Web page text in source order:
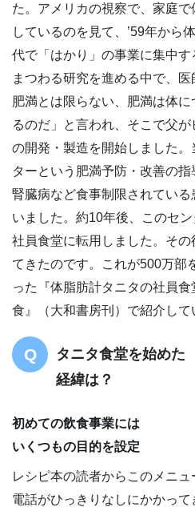
た。アメリカの視察で、家庭
しているのを見て、’59年から
代で「はかり」の事業に集中
まつわる研究を進める中で、
肥満とは限らない、肥満は体
るのだ」と言われ、そこで父が
の開発・製造を開始しました
ターという肥満予防・改善の
腎臓病など食事制限されてい
いました。約10年後、このセ
社員食堂に転用しました。そ
てきたのです。これが500万部
った『体脂肪計タニタの社員
食』（大和書房刊）で紹介して
タニタ食堂を始めた
経緯は？
初めての飲食事業には
いくつもの目的を設定
レシピ本の読者からこのメニ
電話がひっきりなしにかかっ